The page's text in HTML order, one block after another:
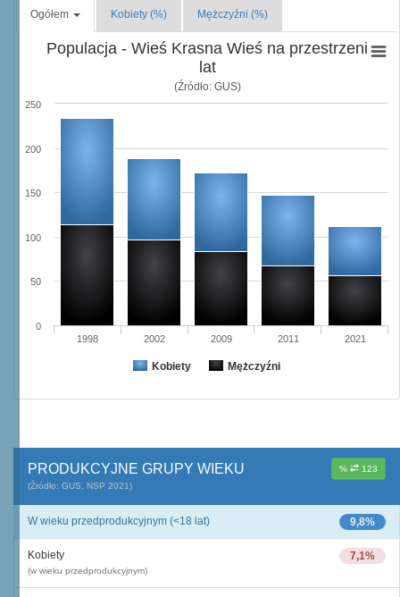
Ogółem Kobiety (%) Mężczyźni (%)
Populacja - Wieś Krasna Wieś na przestrzeni
lat
(Źródło: GUS)
Kobiety Mężczyźni
1998 2002 2009 2011 2021
0
50
100
150
200
250
% 123
PRODUKCYJNE GRUPY WIEKU
(Źródło: GUS, NSP 2021)
9,8%
W wieku przedprodukcyjnym (<18 lat)
7,1%
Kobiety
(w wieku przedprodukcyjnym)